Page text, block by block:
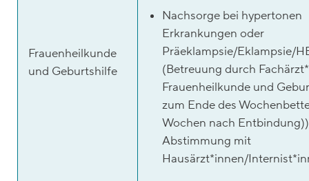
Frauenheilkunde
und Geburtshilfe
Nachsorge bei hypertonen
Erkrankungen oder
Präeklampsie/Eklampsie/
(Betreuung durch
Frauenheilkunde und
zum Ende des
Wochen nach Entbindung))
Abstimmung mit
Hausärzt*innen/